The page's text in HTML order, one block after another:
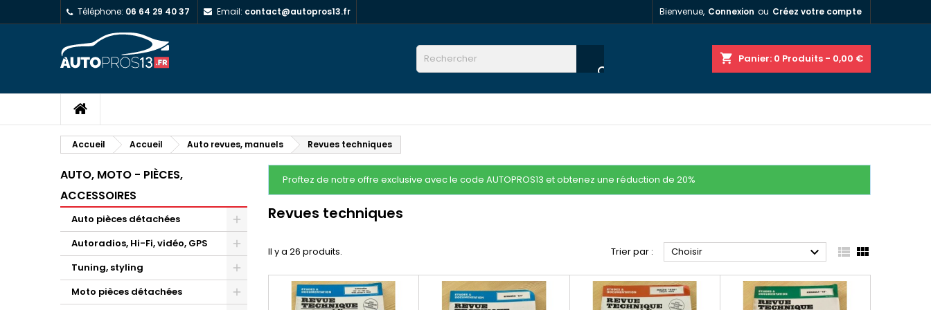
Téléphone: 06 64 29 40 37 Email: contact@autopros13.fr Bienvenue, Connexion ou Créez votre compte
shopping_cart Panier: 0 Produits - 0,00 €

Accueil Accueil Auto revues, manuels Revues techniques
AUTO, MOTO - PIÈCES,
ACCESSOIRES
Auto pièces détachées
Autoradios, Hi-Fi, vidéo, GPS
Tuning, styling
Moto pièces détachées
Proftez de notre offre exclusive avec le code AUTOPROS13 et obtenez une réduction de 20%
Revues techniques
Il y a 26 produits. Trier par : Choisir   